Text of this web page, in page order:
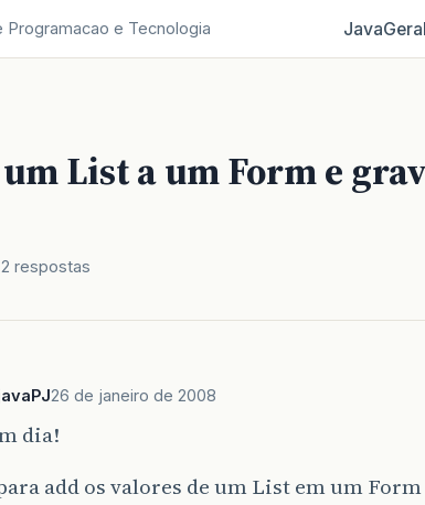
Programacao e Tecnologia JavaGeral
List a um Form e
2 respostas
26 de janeiro de 2008
dia!
add os valores de um List em um